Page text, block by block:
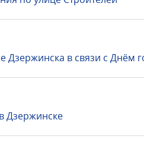
Дзержинска в связи с Днём
Дзержинске